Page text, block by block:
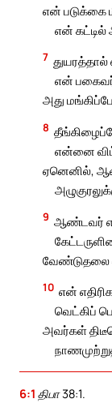
என் படுக்கை
என்
7
என்
அது
8
என்னை
ஏனெனில்,
9 ஆண்டவர்
வேண்டுதலை
10 என்
வெட்கிப்
அவர்கள்
6:1 திபா 38:1.